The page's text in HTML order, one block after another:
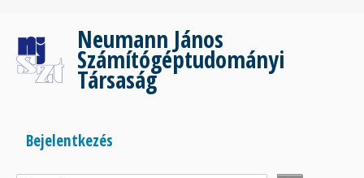
tartalomra
Neumann János
Számítógéptudományi
Társaság
Bejelentkezés
menüje
Bejelentkezés